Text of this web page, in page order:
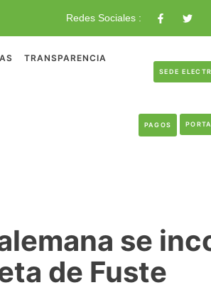
Redes Sociales :
TRANSPARENCIA
SEDE
PAGOS
se
de Fuste